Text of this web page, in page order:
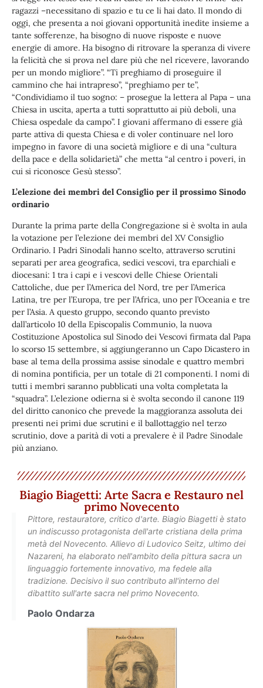
ragazzi –necessitano di spazio e tu ce li hai dato. Il mondo di
oggi, che presenta a noi giovani opportunità inedite insieme a
tante sofferenze, ha bisogno di nuove risposte e nuove
energie di amore. Ha bisogno di ritrovare la speranza di vivere
la felicità che si prova nel dare più che nel ricevere, lavorando
per un mondo migliore”. “Ti preghiamo di proseguire il
cammino che hai intrapreso”, “preghiamo per te”,
“Condividiamo il tuo sogno: – prosegue la lettera al Papa – una
Chiesa in uscita, aperta a tutti soprattutto ai più deboli, una
Chiesa ospedale da campo”. I giovani affermano di essere già
parte attiva di questa Chiesa e di voler continuare nel loro
impegno in favore di una società migliore e di una “cultura
della pace e della solidarietà” che metta “al centro i poveri, in
cui si riconosce Gesù stesso”.
L’elezione dei membri del Consiglio per il prossimo Sinodo
ordinario
Durante la prima parte della Congregazione si è svolta in aula
la votazione per l’elezione dei membri del XV Consiglio
Ordinario. I Padri Sinodali hanno scelto, attraverso scrutini
separati per area geografica, sedici vescovi, tra eparchiali e
diocesani: 1 tra i capi e i vescovi delle Chiese Orientali
Cattoliche, due per l’America del Nord, tre per l’America
Latina, tre per l’Europa, tre per l’Africa, uno per l’Oceania e tre
per l’Asia. A questo gruppo, secondo quanto previsto
dall’articolo 10 della Episcopalis Communio, la nuova
Costituzione Apostolica sul Sinodo dei Vescovi firmata dal Papa
lo scorso 15 settembre, si aggiungeranno un Capo Dicastero in
base al tema della prossima assise sinodale e quattro membri
di nomina pontificia, per un totale di 21 componenti. I nomi di
tutti i membri saranno pubblicati una volta completata la
“squadra”. L’elezione odierna si è svolta secondo il canone 119
del diritto canonico che prevede la maggioranza assoluta dei
presenti nei primi due scrutini e il ballottaggio nel terzo
scrutinio, dove a parità di voti a prevalere è il Padre Sinodale
più anziano.
Biagio Biagetti: Arte Sacra e Restauro nel
primo Novecento
Pittore, restauratore, critico d'arte. Biagio Biagetti è stato
un indiscusso protagonista dell'arte cristiana della prima
metà del Novecento. Allievo di Ludovico Seitz, ultimo dei
Nazareni, ha elaborato nell'ambito della pittura sacra un
linguaggio fortemente innovativo, ma fedele alla
tradizione. Decisivo il suo contributo all'interno del
dibattito sull'arte sacra nel primo Novecento.
Paolo Ondarza